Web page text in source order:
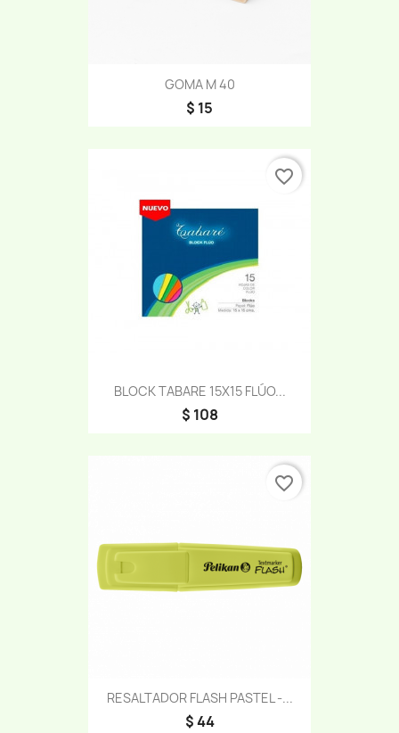
GOMA M 40
$ 15
BLOCK TABARE 15X15 FLÚO...
$ 108
favorite_border
RESALTADOR FLASH PASTEL -...
$ 44
favorite_border